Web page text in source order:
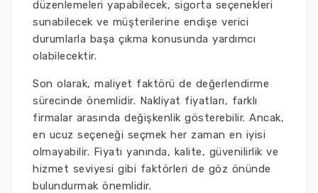
düzenlemeleri yapabilecek, sigorta seçenekleri
sunabilecek ve müşterilerine endişe verici
durumlarla başa çıkma konusunda yardımcı
olabilecektir.
Son olarak, maliyet faktörü de değerlendirme
sürecinde önemlidir. Nakliyat fiyatları, farklı
firmalar arasında değişkenlik gösterebilir. Ancak,
en ucuz seçeneği seçmek her zaman en iyisi
olmayabilir. Fiyatı yanında, kalite, güvenilirlik ve
hizmet seviyesi gibi faktörleri de göz önünde
bulundurmak önemlidir.